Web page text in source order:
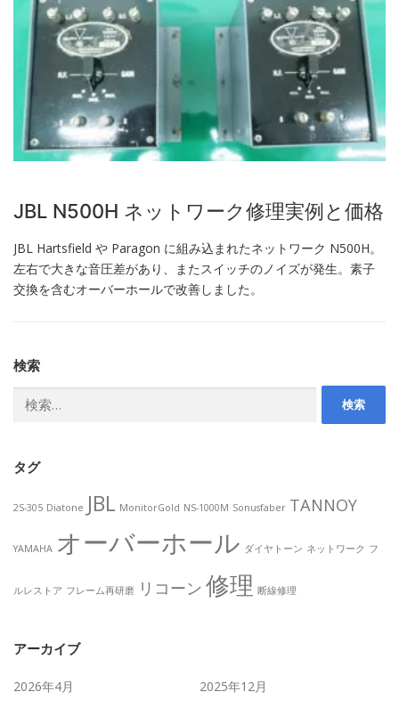
JBL N500H ネットワーク修理実例と価格
JBL Hartsfield や Paragon に組み込まれたネットワーク N500H。
左右で大きな音圧差があり、またスイッチのノイズが発生。素子
交換を含むオーバーホールで改善しました。
検索
索:
タグ
2S-305 Diatone JBL MonitorGold NS-1000M Sonusfaber TANNOY
YAMAHA オーバーホール ダイヤトーン ネットワーク フ
ルレストア フレーム再研磨 リコーン 修理 断線修理
アーカイブ
2026年4月
2025年12月